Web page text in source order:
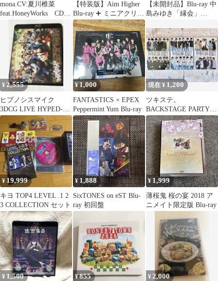
mona.CV:夏川椎菜
feat.HoneyWorks CD
Blu-ray
【特装版】Aim Higher
Blu-ray ➕ ミニアクリル
パネル
【未開封品】Blu-ray 中
島みゆき「縁会」
¥ 2,555
ヒプノシスマイク
3DCG LIVE HYPED-UP
01 blu-ray
¥1,000
FANTASTICS × EPEX
Peppermint Yum Blu-ray
現在 ¥ 1,200
ツキステ。
BACKSTAGE PARTYメ
イキングBlu-ray3枚セッ
ト
¥ 19,999
キヨ TOP4 LEVEL .1 2
3 COLLECTION セット
¥1,888
SixTONES on eST Blu-
ray 初回盤
¥1,999
薄桜鬼 桜の宴 2018 ア
ニメイト限定版 Blu-ray
¥ 1,500 ¥855 ¥2,000